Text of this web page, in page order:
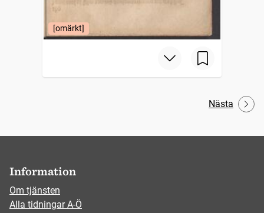
[omärkt]
Nästa
Information
Om tjänsten
Alla tidningar A-Ö